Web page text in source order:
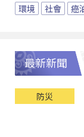
環境 社會 癌
最新新聞
防災